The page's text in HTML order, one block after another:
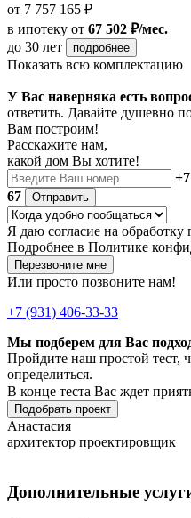
от 7 757 165 ₽
в ипотеку от 67 502 ₽/мес.
до 30 лет
подробнее
Показать всю комплектацию
У Вас наверняка есть
ответить. Давайте душевно
Вам построим!
Расскажите нам,
какой дом Вы хотите!
67
Отправить
Я даю согласие на обработку
Подробнее в Политике
Перезвоните мне
Или просто позвоните нам!
+7 (931) 406-33-33
Мы подберем для Вас
Пройдите наш простой
определиться.
В конце теста Вас ждет
Подобрать проект
Анастасия
архитектор проектировщик
Дополнительные